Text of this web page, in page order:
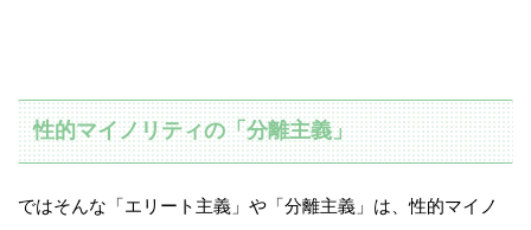
性的マイノリティの「分離主義」
ではそんな「エリート主義」や「分離主義」は、性的マイノ